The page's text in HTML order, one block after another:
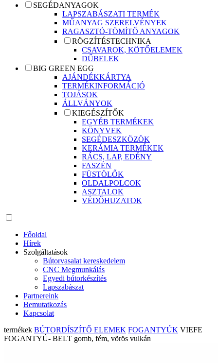
SEGÉDANYAGOK
LAPSZABÁSZATI TERMÉK
MŰANYAG SZERELVÉNYEK
RAGASZTÓ-TÖMÍTŐ ANYAGOK
RÖGZÍTÉSTECHNIKA
CSAVAROK, KÖTŐELEMEK
DŰBELEK
BIG GREEN EGG
AJÁNDÉKKÁRTYA
TERMÉKINFORMÁCIÓ
TOJÁSOK
ÁLLVÁNYOK
KIEGÉSZÍTŐK
EGYÉB TERMÉKEK
KÖNYVEK
SEGÉDESZKÖZÖK
KERÁMIA TERMÉKEK
RÁCS, LAP, EDÉNY
FASZÉN
FÜSTÖLŐK
OLDALPOLCOK
ASZTALOK
VÉDŐHUZATOK
Főoldal
Hírek
Szolgáltatások
Bútorvasalat kereskedelem
CNC Megmunkálás
Egyedi bútorkészítés
Lapszabászat
Partnereink
Bemutatkozás
Kapcsolat
termékek BÚTORDÍSZÍTŐ ELEMEK FOGANTYÚK VIEFE
FOGANTYÚ- BELT gomb, fém, vörös vulkán